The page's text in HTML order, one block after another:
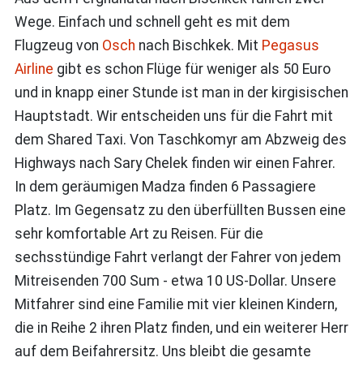
Wege. Einfach und schnell geht es mit dem
Flugzeug von Osch nach Bischkek. Mit Pegasus
Airline gibt es schon Flüge für weniger als 50 Euro
und in knapp einer Stunde ist man in der kirgisischen
Hauptstadt. Wir entscheiden uns für die Fahrt mit
dem Shared Taxi. Von Taschkomyr am Abzweig des
Highways nach Sary Chelek finden wir einen Fahrer.
In dem geräumigen Madza finden 6 Passagiere
Platz. Im Gegensatz zu den überfüllten Bussen eine
sehr komfortable Art zu Reisen. Für die
sechsstündige Fahrt verlangt der Fahrer von jedem
Mitreisenden 700 Sum - etwa 10 US-Dollar. Unsere
Mitfahrer sind eine Familie mit vier kleinen Kindern,
die in Reihe 2 ihren Platz finden, und ein weiterer Herr
auf dem Beifahrersitz. Uns bleibt die gesamte